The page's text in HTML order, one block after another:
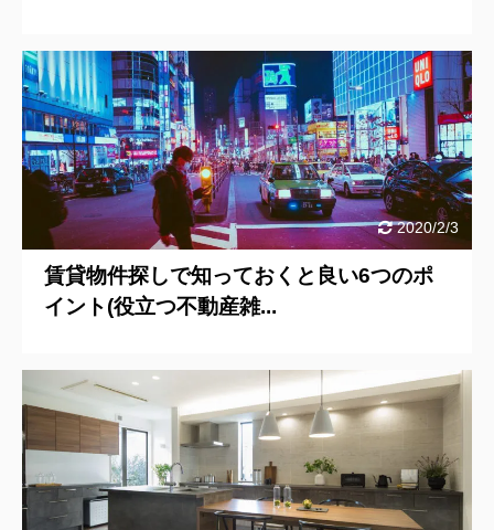
2020/2/3
賃貸物件探しで知っておくと良い6つのポ
イント(役立つ不動産雑...